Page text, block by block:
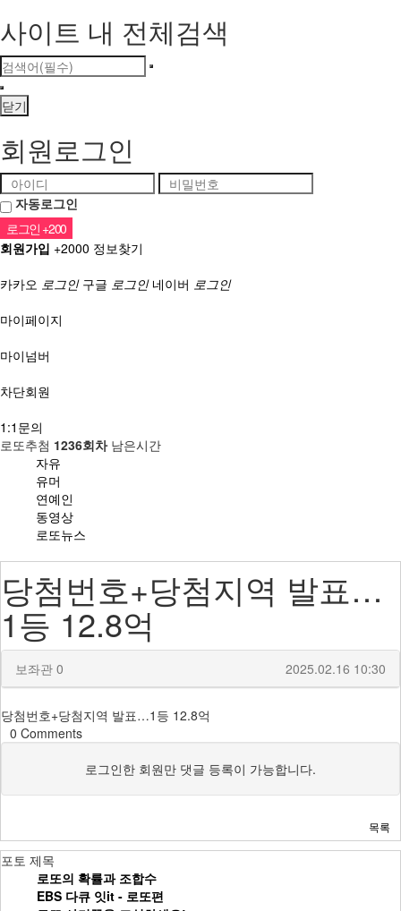
사이트 내 전체검색
닫기
회원로그인
자동로그인
회원가입 +2000 정보찾기
카카오 로그인 구글 로그인 네이버 로그인
마이페이지
마이넘버
차단회원
1:1문의
로또추첨 1236회차남은시간
자유
유머
연예인
동영상
로또뉴스
당첨번호+당첨지역 발표…
1등 12.8억
보좌관 0 2025.02.16 10:30
당첨번호+당첨지역 발표…1등 12.8억
0 Comments
로그인한 회원만 댓글 등록이 가능합니다.
목록
포토 제목
로또의 확률과 조합수
EBS 다큐 잇it - 로또편